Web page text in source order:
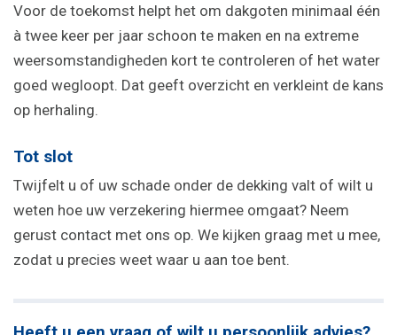
Voor de toekomst helpt het om dakgoten minimaal één
à twee keer per jaar schoon te maken en na extreme
weersomstandigheden kort te controleren of het water
goed wegloopt. Dat geeft overzicht en verkleint de kans
op herhaling.
Tot slot
Twijfelt u of uw schade onder de dekking valt of wilt u
weten hoe uw verzekering hiermee omgaat? Neem
gerust contact met ons op. We kijken graag met u mee,
zodat u precies weet waar u aan toe bent.